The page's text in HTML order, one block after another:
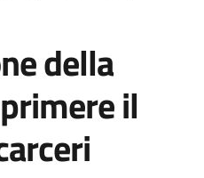
della
il